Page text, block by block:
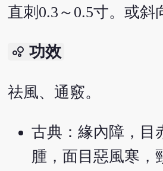
直刺0.3～0.5寸。或斜
bubble_chart 功效
祛風、通竅。
古典：緣內障，目
腫，面目惡風寒，